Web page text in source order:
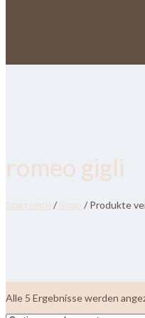
romeo gigli
Startseite / Shop / Produkte
Alle 5 Ergebnisse werden